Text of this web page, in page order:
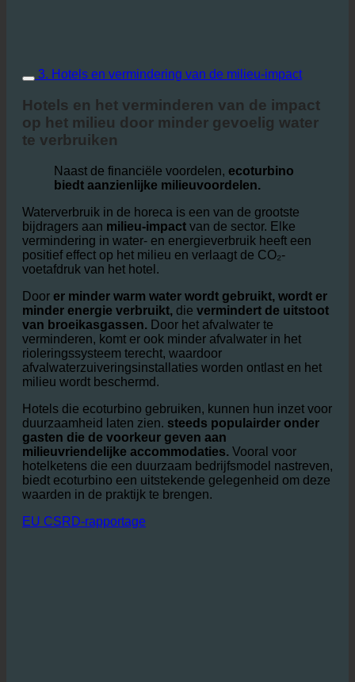
3. Hotels en vermindering van de milieu-impact
Hotels en het verminderen van de impact
te verbruiken
Naast de financiële voordelen,ecoturbino
biedt aanzienlijke milieuvoordelen.
Waterverbruik in de horeca is een van de grootste
bijdragers aanmilieu-impact
van de sector. Elke
positief effect op het milieu en verlaagt de CO₂-
voetafdruk van het hotel.
Doorer minder warm water wordt gebruikt, wordt er
minder energie verbruikt,dievermindert de uitstoot
van broeikasgassen.Door het afvalwater te
verminderen, komt er ook minder afvalwater in het
afvalwaterzuiveringsinstallaties worden ontlast en het
milieu wordt beschermd.
Hotels die ecoturbino gebruiken, kunnen hun inzet voor
duurzaamheid laten zien.steeds populairder onder
gasten die de voorkeur geven aan
milieuvriendelijke accommodaties.
Vooral voor
hotelketens die een duurzaam bedrijfsmodel nastreven,
biedt ecoturbino een uitstekende gelegenheid om deze